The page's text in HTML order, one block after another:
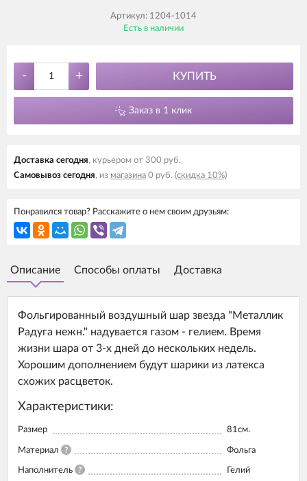
Артикул: 1204-1014
Есть в наличии
- + КУПИТЬ
Заказ в 1 клик
Доставка cегодня, курьером от 300 руб.
Самовывоз cегодня, из магазина 0 руб. (скидка 10%)
Понравился товар? Расскажите о нем своим друзьям:
Описание Способы оплаты Доставка
Фольгированный воздушный шар звезда "Металлик
Радуга нежн." надувается газом - гелием. Время
жизни шара от 3-х дней до нескольких недель.
Хорошим дополнением будут шарики из латекса
схожих расцветок.
Характеристики:
Размер 81см.
Материал ? Фольга
Наполнитель ? Гелий